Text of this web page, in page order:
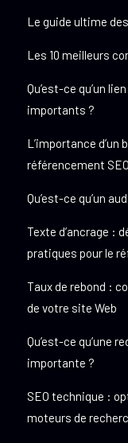
Le guide ultime
Les 10 meilleurs
Qu’est-ce qu’un
importants ?
L’importance d’un
référencement SEO
Qu’est-ce qu’un
Texte d’ancrage :
pratiques pour le
Taux de rebond :
de votre site Web
Qu’est-ce qu’une
importante ?
SEO technique :
moteurs de